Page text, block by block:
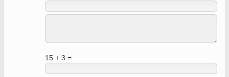
15 + 3 =